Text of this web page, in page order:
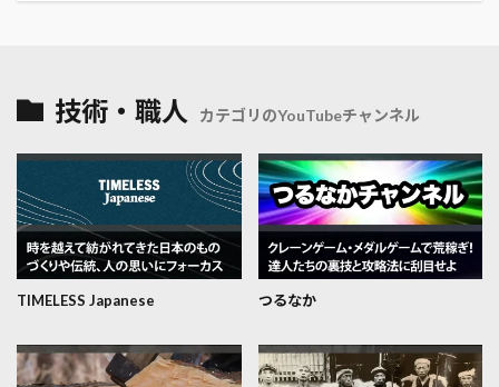
技術・職人 カテゴリのYouTubeチャンネル
TIMELESS Japanese つるなか